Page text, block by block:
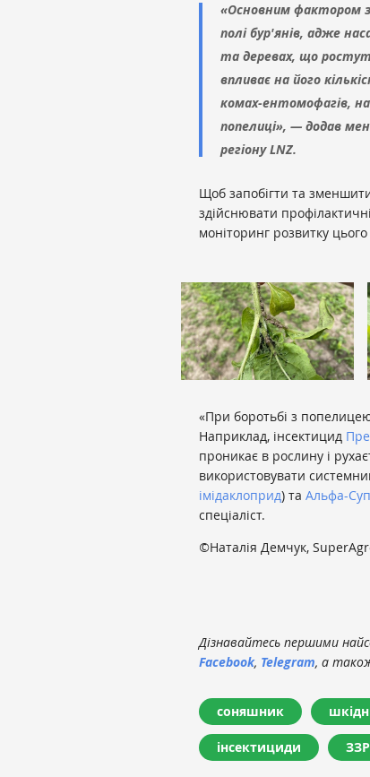
«Основним фактором
полі бур'янів, адже
та деревах, що
впливає на його
комах-ентомофагів,
попелиці», — додав
регіону LNZ.
Щоб запобігти та
здійснювати
моніторинг розвитку
«При боротьбі з
Наприклад, інсектицид
проникає в рослину і
використовувати
імідаклоприд) та Альфа-
спеціаліст.
©Наталія Демчук,
Дізнавайтесь першими
Facebook, Telegram, а
соняшник
інсектициди ЗЗР